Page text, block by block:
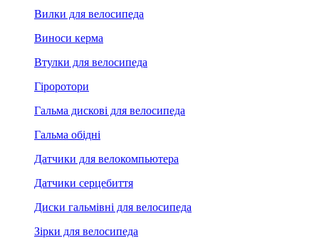
Вилки для велосипеда
Виноси керма
Втулки для велосипеда
Гіроротори
Гальма дискові для велосипеда
Гальма обідні
Датчики для велокомпьютера
Датчики серцебиття
Диски гальмівні для велосипеда
Зірки для велосипеда